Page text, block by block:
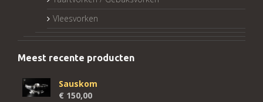
Vleesvorken
Meest recente producten
Sauskom
€ 150,00